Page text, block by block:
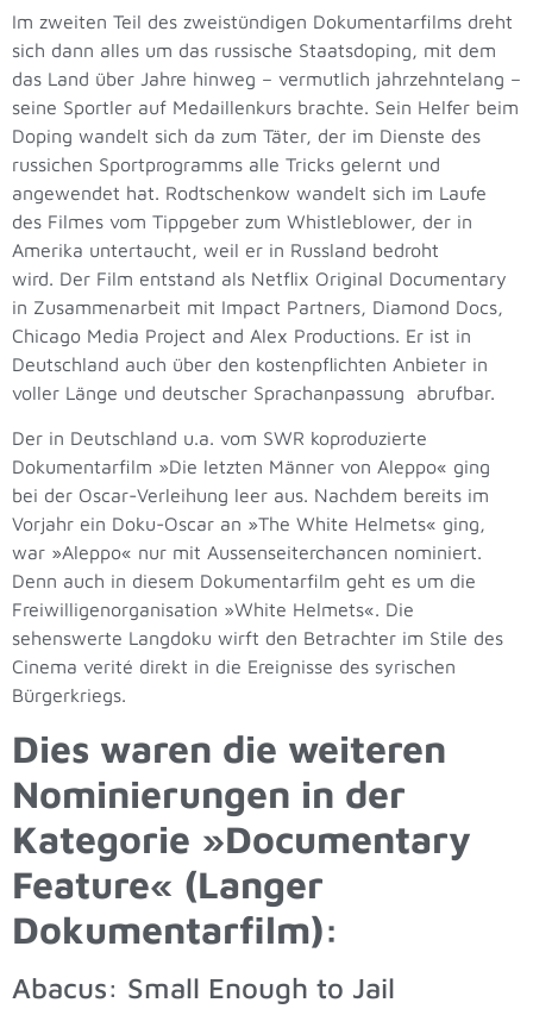
Im zweiten Teil des zweistündigen Dokumentarfilms dreht
sich dann alles um das russische Staatsdoping, mit dem
das Land über Jahre hinweg – vermutlich jahrzehntelang –
seine Sportler auf Medaillenkurs brachte. Sein Helfer beim
Doping wandelt sich da zum Täter, der im Dienste des
russichen Sportprogramms alle Tricks gelernt und
angewendet hat. Rodtschenkow wandelt sich im Laufe
des Filmes vom Tippgeber zum Whistleblower, der in
Amerika untertaucht, weil er in Russland bedroht
wird. Der Film entstand als Netflix Original Documentary
in Zusammenarbeit mit Impact Partners, Diamond Docs,
Chicago Media Project and Alex Productions. Er ist in
Deutschland auch über den kostenpflichten Anbieter in
voller Länge und deutscher Sprachanpassung abrufbar.
Der in Deutschland u.a. vom SWR koproduzierte
Dokumentarfilm »Die letzten Männer von Aleppo« ging
bei der Oscar-Verleihung leer aus. Nachdem bereits im
Vorjahr ein Doku-Oscar an »The White Helmets« ging,
war »Aleppo« nur mit Aussenseiterchancen nominiert.
Denn auch in diesem Dokumentarfilm geht es um die
Freiwilligenorganisation »White Helmets«. Die
sehenswerte Langdoku wirft den Betrachter im Stile des
Cinema verité direkt in die Ereignisse des syrischen
Bürgerkriegs.
Dies waren die weiteren
Nominierungen in der
Kategorie »Documentary
Feature« (Langer
Dokumentarfilm):
Abacus: Small Enough to Jail